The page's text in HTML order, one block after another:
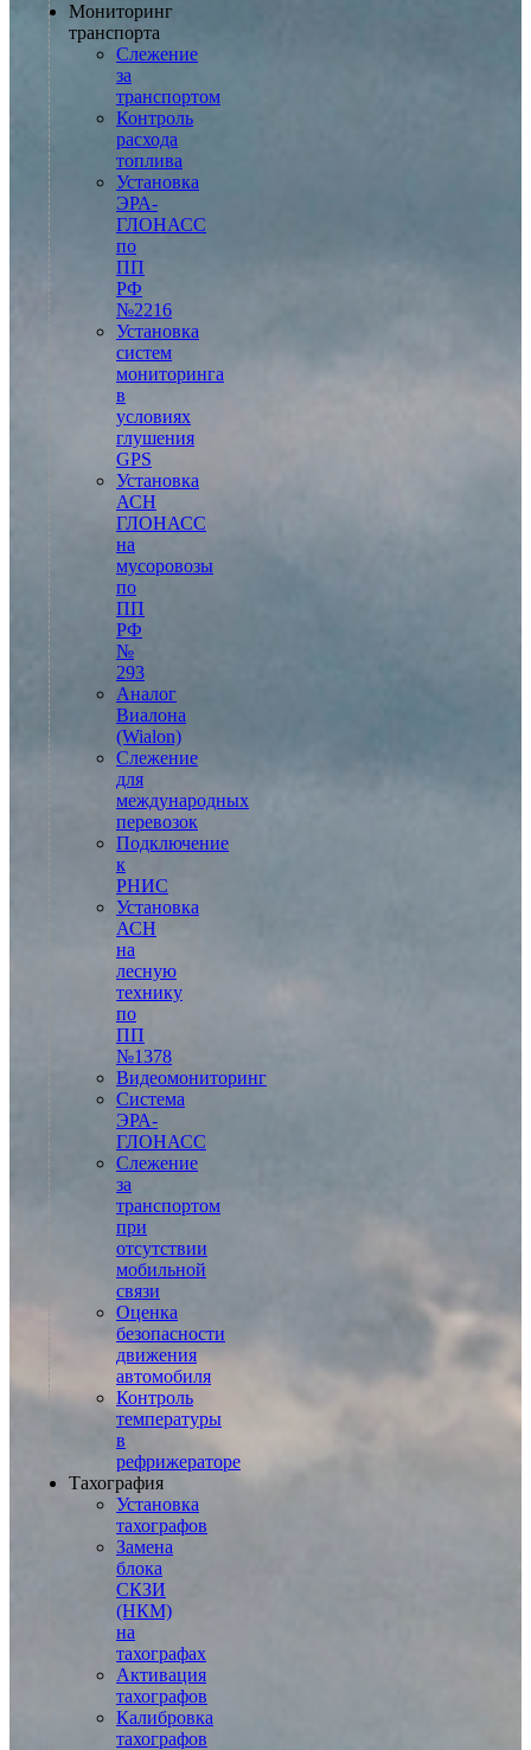
Мониторинг
транспорта
Слежение
за
транспортом
Контроль
расхода
топлива
Установка
ЭРА-
ГЛОНАСС
по
ПП
РФ
№2216
Установка
систем
мониторинга
в
условиях
глушения
GPS
Установка
АСН
ГЛОНАСС
на
мусоровозы
по
ПП
РФ
№
293
Аналог
Виалона
(Wialon)
Слежение
для
международных
перевозок
Подключение
к
РНИС
Установка
АСН
на
лесную
технику
по
ПП
№1378
Видеомониторинг
Система
ЭРА-
ГЛОНАСС
Слежение
за
транспортом
при
отсутствии
мобильной
связи
Оценка
безопасности
движения
автомобиля
Контроль
температуры
в
рефрижераторе
Тахография
Установка
тахографов
Замена
блока
СКЗИ
(НКМ)
на
тахографах
Активация
тахографов
Калибровка
тахографов